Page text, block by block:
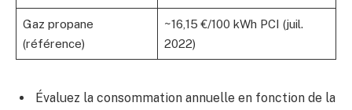
Gaz propane
(référence)
~16,15 €/100 kWh PCI (juil.
2022)
Évaluez la consommation annuelle en fonction de la